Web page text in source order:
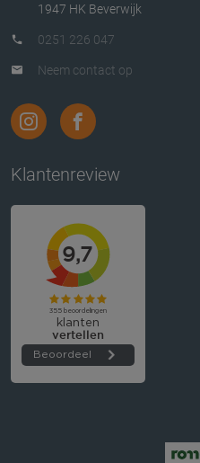
1947 HK Beverwijk
0251 226 047
Neem contact op
Klantenreview